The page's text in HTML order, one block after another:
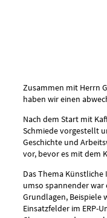
Zusammen mit Herrn
haben wir einen
Nach dem Start mit
Schmiede vorgestellt
Geschichte und
vor, bevor es mit dem
Das Thema
umso spannender war
Grundlagen, Beispiele
Einsatzfelder im ERP-